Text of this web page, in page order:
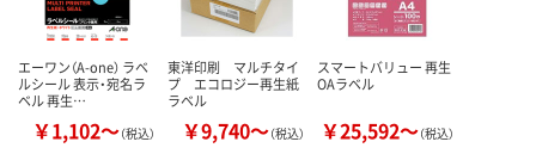
エーワン（A-one） ラベ
ルシール 表示・宛名ラ
ベル 再生…
￥1,102～（税込）
東洋印刷 マルチタイ
プ エコロジー再生紙
ラベル
￥9,740～（税込）
スマートバリュー 再生
OAラベル
￥25,592～（税込）